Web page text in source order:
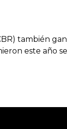
también
este año